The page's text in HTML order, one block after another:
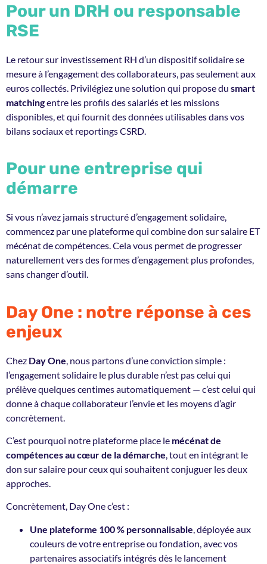
Pour un DRH ou responsable
RSE
Le retour sur investissement RH d’un dispositif solidaire se
mesure à l’engagement des collaborateurs, pas seulement aux
euros collectés. Privilégiez une solution qui propose du smart
matchingentre les profils des salariés et les missions
disponibles, et qui fournit des données utilisables dans vos
bilans sociaux et reportings CSRD.
Pour une entreprise qui
démarre
Si vous n’avez jamais structuré d’engagement solidaire,
commencez par une plateforme qui combine don sur salaire ET
mécénat de compétences. Cela vous permet de progresser
naturellement vers des formes d’engagement plus profondes,
sans changer d’outil.
Day One : notre réponse à ces
enjeux
Chez Day One , nous partons d’une conviction simple :
l’engagement solidaire le plus durable n’est pas celui qui
prélève quelques centimes automatiquement — c’est celui qui
donne à chaque collaborateur l’envie et les moyens d’agir
concrètement.
C’est pourquoi notre plateforme place le mécénat de
compétences au cœur de la démarche, tout en intégrant le
don sur salaire pour ceux qui souhaitent conjuguer les deux
approches.
Concrètement, Day One c’est :
Une plateforme 100 % personnalisable , déployée aux
couleurs de votre entreprise ou fondation, avec vos
partenaires associatifs intégrés dès le lancement